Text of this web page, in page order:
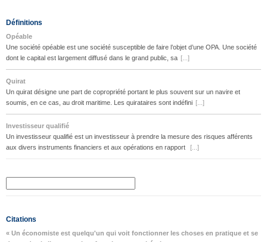
Définitions
Opéable
Une société opéable est une société susceptible de faire l’objet d’une OPA. Une société
dont le capital est largement diffusé dans le grand public, sa [...]
Quirat
Un quirat désigne une part de copropriété portant le plus souvent sur un navire et
soumis, en ce cas, au droit maritime. Les quirataires sont indéfini [...]
Investisseur qualifié
Un investisseur qualifié est un investisseur à prendre la mesure des risques afférents
aux divers instruments financiers et aux opérations en rapport
[...]
Citations
« Un économiste est quelqu'un qui voit fonctionner les choses en pratique et se